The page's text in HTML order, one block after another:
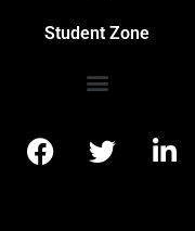
Student Zone